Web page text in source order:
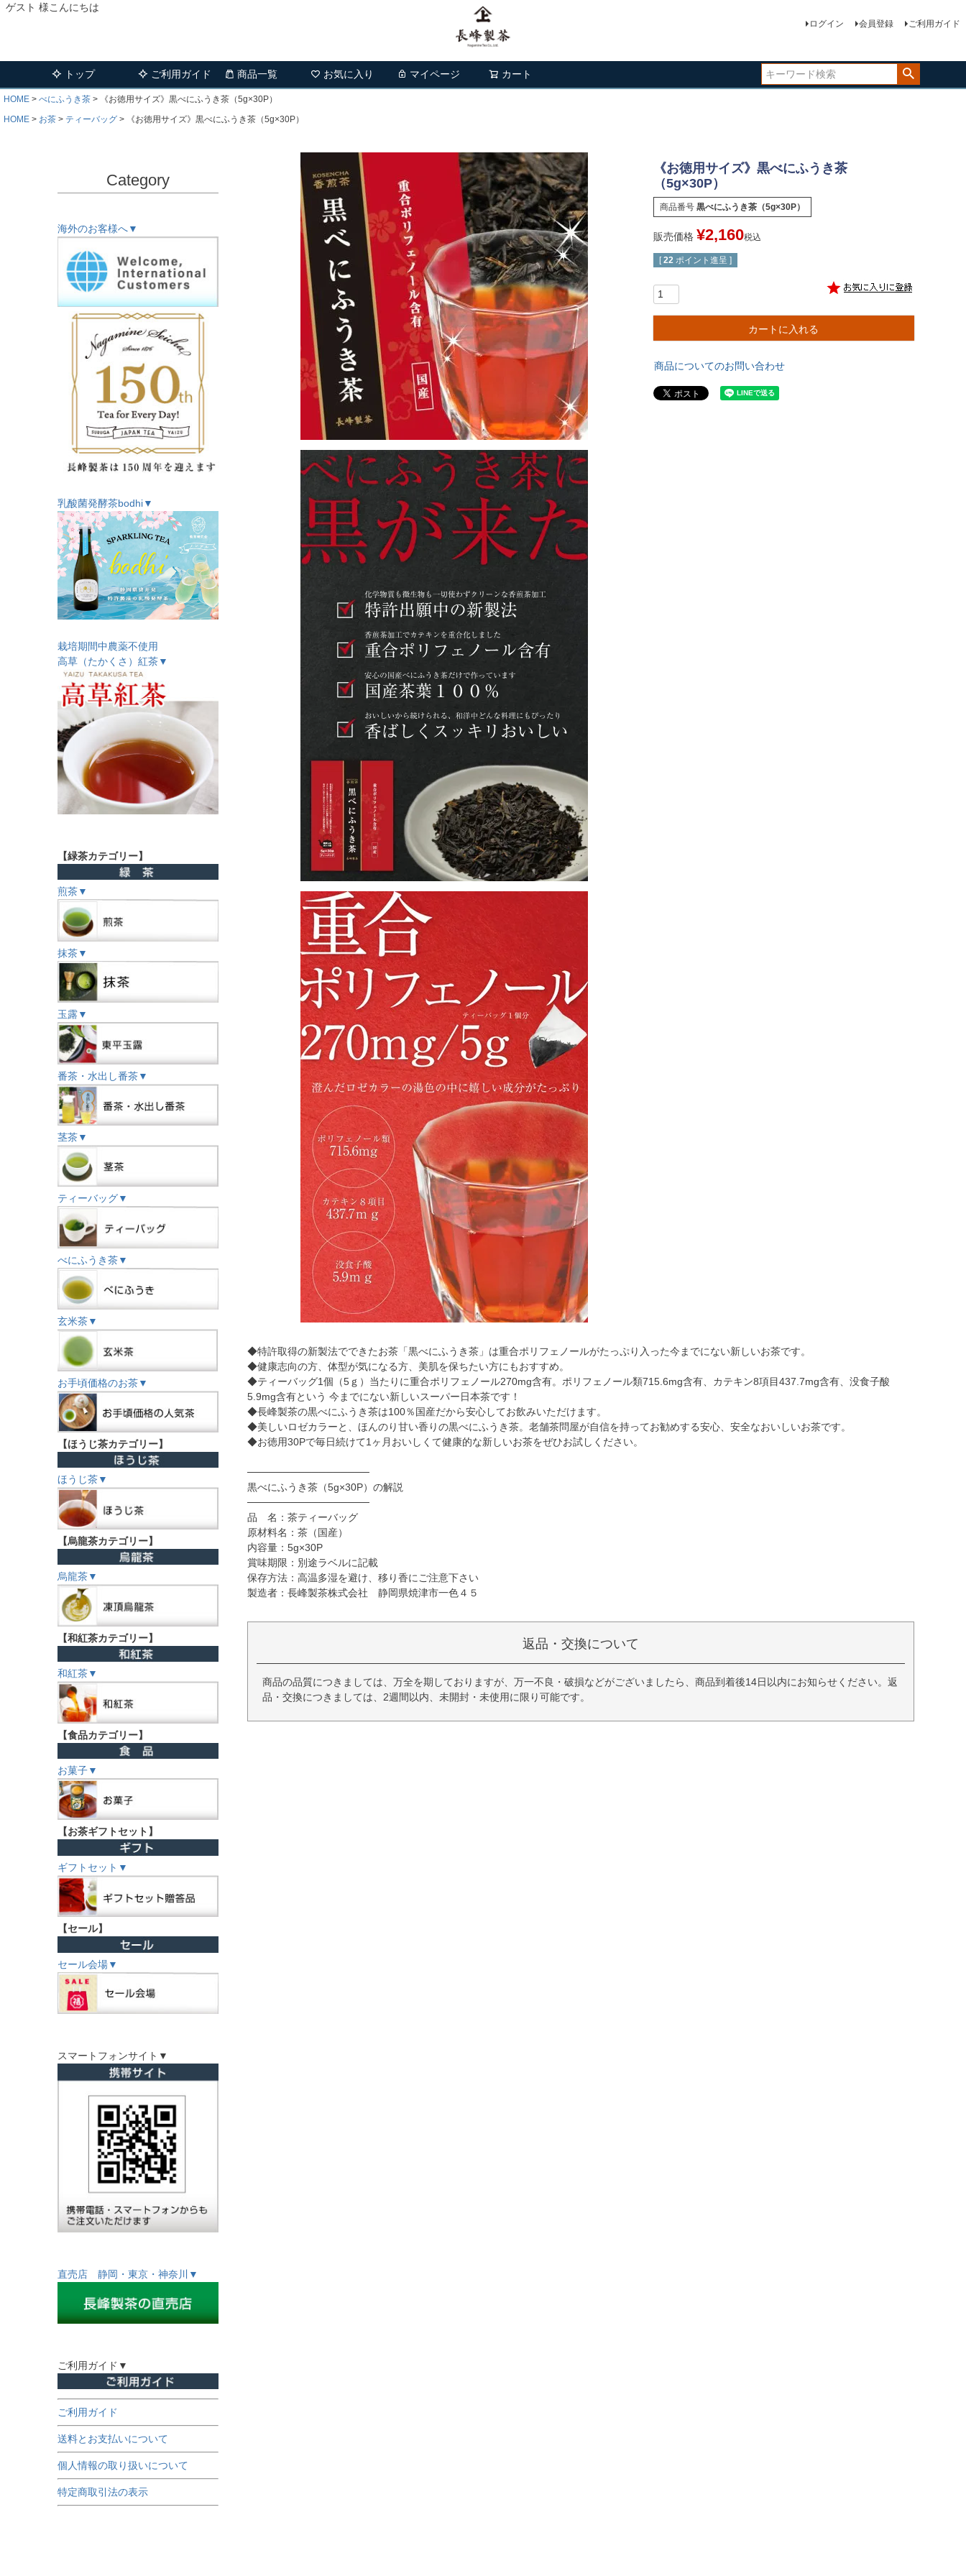
ゲスト 様こんにちは
ログイン 会員登録 ご利用ガイド
トップ ご利用ガイド 商品一覧 お気に入り マイページ カート
HOME べにふうき茶
《お徳用サイズ》黒べにふうき茶（5g×30P）
HOME
お茶 ティーバッグ 《お徳用サイズ》黒べにふうき茶（5g×30P）
Category
海外のお客様へ▼
乳酸菌発酵茶bodhi▼
栽培期間中農薬不使用
高草（たかくさ）紅茶▼
【緑茶カテゴリー】
煎茶▼
抹茶▼
玉露▼
番茶・水出し番茶▼
茎茶▼
ティーバッグ▼
べにふうき茶▼
玄米茶▼
お手頃価格のお茶▼
【ほうじ茶カテゴリー】
ほうじ茶▼
【烏龍茶カテゴリー】
烏龍茶▼
【和紅茶カテゴリー】
和紅茶▼
【食品カテゴリー】
お菓子▼
【お茶ギフトセット】
ギフトセット▼
【セール】
セール会場▼
スマートフォンサイト▼
直売店 静岡・東京・神奈川▼
ご利用ガイド▼
ご利用ガイド
送料とお支払いについて
個人情報の取り扱いについて
特定商取引法の表示
《お徳用サイズ》黒べにふうき茶
（5g×30P）
商品番号 黒べにふうき茶（5g×30P）
販売価格 ¥2,160税込
[ 22 ポイント進呈 ]
カートに入れる
商品についてのお問い合わせ
◆特許取得の新製法でできたお茶「黒べにふうき茶」は重合ポリフェノールがたっぷり入った今までにない新しいお茶です。
◆健康志向の方、体型が気になる方、美肌を保ちたい方にもおすすめ。
◆ティーバッグ1個（5ｇ）当たりに重合ポリフェノール270mg含有。ポリフェノール類715.6mg含有、カテキン8項目437.7mg含有、没食子酸
5.9mg含有という 今までにない新しいスーパー日本茶です！
◆長峰製茶の黒べにふうき茶は100％国産だから安心してお飲みいただけます。
◆美しいロゼカラーと、ほんのり甘い香りの黒べにふうき茶。老舗茶問屋が自信を持ってお勧めする安心、安全なおいしいお茶です。
◆お徳用30Pで毎日続けて1ヶ月おいしくて健康的な新しいお茶をぜひお試しください。
─────────────────
黒べにふうき茶（5g×30P）の解説
─────────────────
品 名：茶ティーバッグ
原材料名：茶（国産）
内容量：5g×30P
賞味期限：別途ラベルに記載
保存方法：高温多湿を避け、移り香にご注意下さい
製造者：長峰製茶株式会社 静岡県焼津市一色４５
返品・交換について
商品の品質につきましては、万全を期しておりますが、万一不良・破損などがございましたら、商品到着後14日以内にお知らせください。返
品・交換につきましては、2週間以内、未開封・未使用に限り可能です。